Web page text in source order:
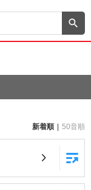
ど
新着順
50音順